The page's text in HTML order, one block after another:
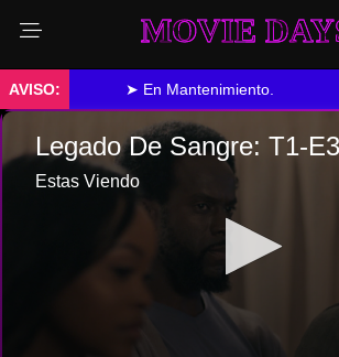
MOVIE DAYS
➤ En Mantenimiento.